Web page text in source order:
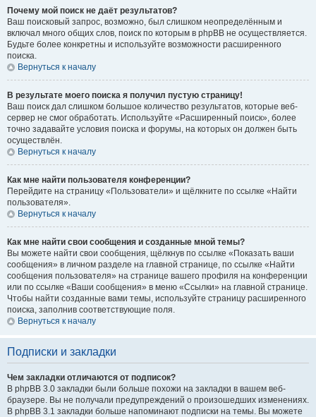
Почему мой поиск не даёт результатов?
Ваш поисковый запрос, возможно, был слишком неопределённым и
включал много общих слов, поиск по которым в phpBB не осуществляется.
Будьте более конкретны и используйте возможности расширенного
поиска.
Вернуться к началу
В результате моего поиска я получил пустую страницу!
Ваш поиск дал слишком большое количество результатов, которые веб-
сервер не смог обработать. Используйте «Расширенный поиск», более
точно задавайте условия поиска и форумы, на которых он должен быть
осуществлён.
Вернуться к началу
Как мне найти пользователя конференции?
Перейдите на страницу «Пользователи» и щёлкните по ссылке «Найти
пользователя».
Вернуться к началу
Как мне найти свои сообщения и созданные мной темы?
Вы можете найти свои сообщения, щёлкнув по ссылке «Показать ваши
сообщения» в личном разделе на главной странице, по ссылке «Найти
сообщения пользователя» на странице вашего профиля на конференции
или по ссылке «Ваши сообщения» в меню «Ссылки» на главной странице.
Чтобы найти созданные вами темы, используйте страницу расширенного
поиска, заполнив соответствующие поля.
Вернуться к началу
Подписки и закладки
Чем закладки отличаются от подписок?
В phpBB 3.0 закладки были больше похожи на закладки в вашем веб-
браузере. Вы не получали предупреждений о произошедших изменениях.
В phpBB 3.1 закладки больше напоминают подписки на темы. Вы можете